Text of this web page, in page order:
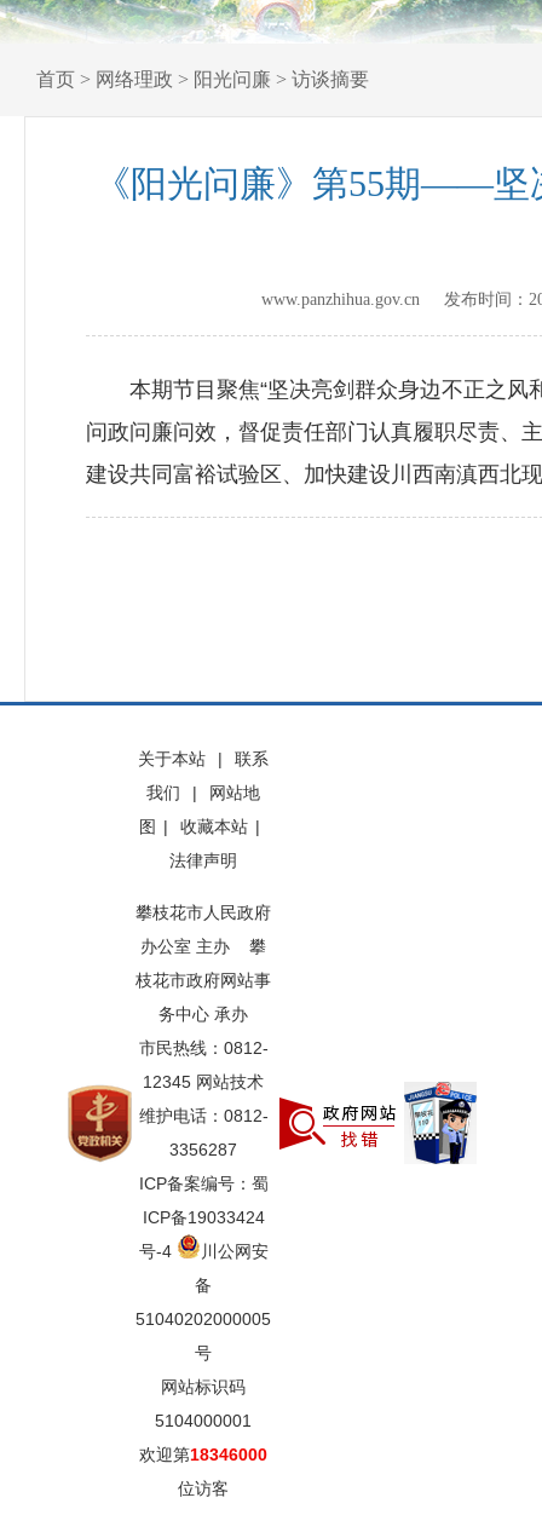
首页 > 网络理政 > 阳光问廉 > 访谈摘要
《阳光问廉》第55期——坚
www.panzhihua.gov.cn 发布时间：
本期节目聚焦“坚决亮剑群众身边不正之风
问政问廉问效，督促责任部门认真履职尽责、
建设共同富裕试验区、加快建设川西南滇西北
关于本站 |
联系
我们
|
网站地
图 | 收藏本站 |
法律声明
攀枝花市人民政府
办公室 主办 攀
枝花市政府网站事
务中心 承办
市民热线：0812-
12345 网站技术
维护电话：0812-
3356287
ICP备案编号：蜀
ICP备19033424
号-4
川公网安
备
51040202000005
号
网站标识码
5104000001
欢迎第18346000
位访客